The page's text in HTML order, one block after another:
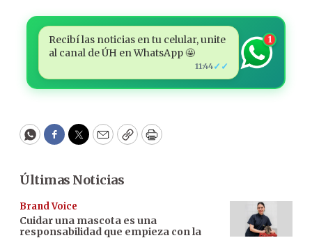
Recibí las noticias en tu celular, unite
al canal de ÚH en WhatsApp 🤩
11:44✓✓
1
WhatsApp
Facebook
Twitter
EmailCopyPrint
Últimas Noticias
Brand Voice
Cuidar una mascota es una
responsabilidad que empieza con la